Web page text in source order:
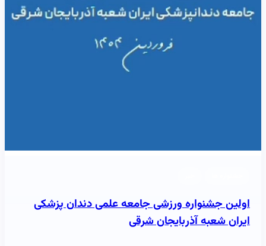
اولین جشنواره ورزشی جامعه علمی دندان پزشکی
ایران شعبه آذربایجان شرقی